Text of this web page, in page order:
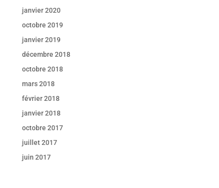
janvier 2020
octobre 2019
janvier 2019
décembre 2018
octobre 2018
mars 2018
février 2018
janvier 2018
octobre 2017
juillet 2017
juin 2017